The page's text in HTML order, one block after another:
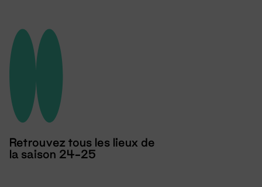
Retrouvez tous les lieux de
la saison 24-25